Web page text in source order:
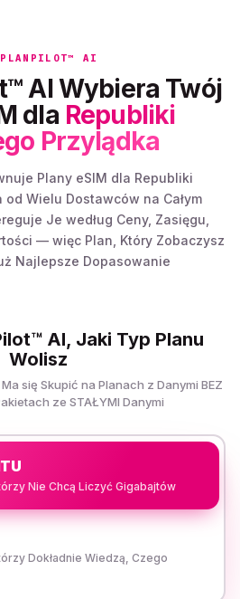
AI
AI Wybiera Twój
dla Republiki
Przylądka
Plany eSIM dla Republiki
Wielu Dostawców na Całym
Je według Ceny, Zasięgu,
— więc Plan, Który Zobaczysz
Najlepsze Dopasowanie
AI, Jaki Typ Planu
Wolisz
się Skupić na Planach z Danymi BEZ
ze STAŁYMI Danymi
Nie Chcą Liczyć Gigabajtów
Dokładnie Wiedzą, Czego